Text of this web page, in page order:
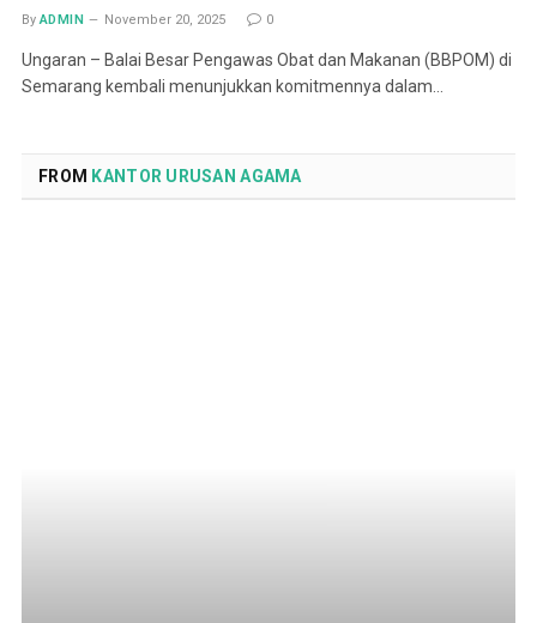
By ADMIN November 20, 2025 0
Ungaran – Balai Besar Pengawas Obat dan Makanan (BBPOM) di
Semarang kembali menunjukkan komitmennya dalam…
FROM KANTOR URUSAN AGAMA